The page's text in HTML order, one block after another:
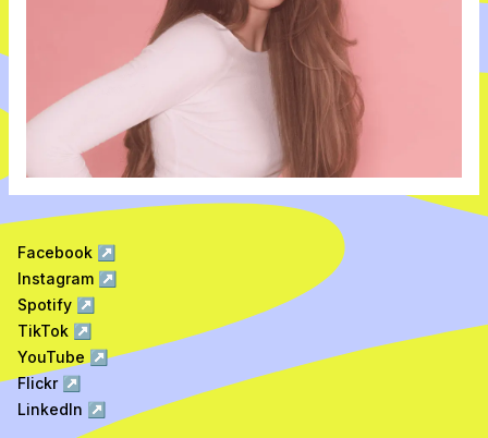
Facebook ↗
Instagram ↗
Spotify ↗
TikTok ↗
YouTube ↗
Flickr↗
LinkedIn ↗